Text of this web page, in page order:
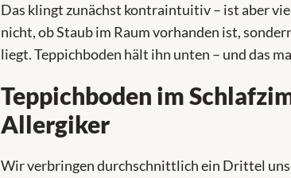
Das klingt zunächst kontraintuitiv – ist aber
nicht, ob Staub im Raum vorhanden ist,
liegt. Teppichboden hält ihn unten – und das
Teppichboden im
Allergiker
Wir verbringen durchschnittlich ein Drittel